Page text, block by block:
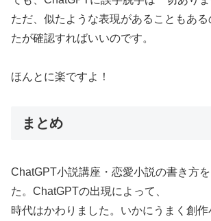
ただ、似たような表現があることもあ
たが確認すればいいのです。
ほんとに楽ですよ！
まとめ
ChatGPT小説講座・恋愛小説の書き方
た。ChatGPTの出現によって、
時代はかわりました。いかにうまく創